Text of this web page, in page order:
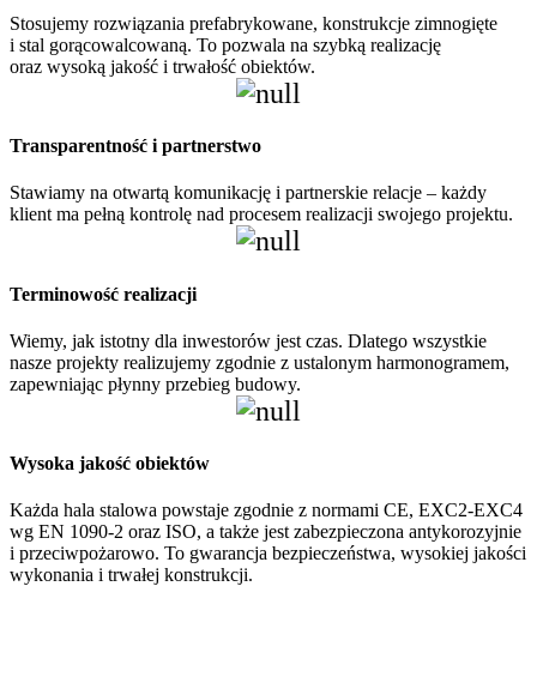
Stosujemy rozwiązania prefabrykowane, konstrukcje zimnogięte
i stal gorącowalcowaną. To pozwala na szybką realizację
oraz wysoką jakość i trwałość obiektów.
Transparentność i partnerstwo
Stawiamy na otwartą komunikację i partnerskie relacje – każdy
klient ma pełną kontrolę nad procesem realizacji swojego projektu.
Terminowość realizacji
Wiemy, jak istotny dla inwestorów jest czas. Dlatego wszystkie
nasze projekty realizujemy zgodnie z ustalonym harmonogramem,
zapewniając płynny przebieg budowy.
Wysoka jakość obiektów
Każda hala stalowa powstaje zgodnie z normami CE, EXC2-EXC4
wg EN 1090-2 oraz ISO, a także jest zabezpieczona antykorozyjnie
i przeciwpożarowo. To gwarancja bezpieczeństwa, wysokiej jakości
wykonania i trwałej konstrukcji.